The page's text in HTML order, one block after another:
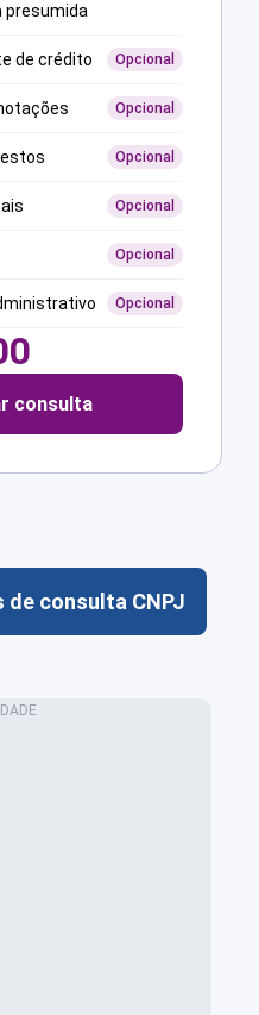
presumida
de crédito Opcional
Opcional
Opcional
Opcional
Opcional
Opcional
consulta
de consulta CNPJ